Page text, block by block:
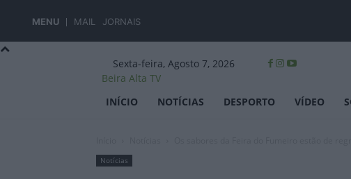
MENU MAIL JORNAIS
Sexta-feira, Agosto 7, 2026
Beira Alta TV
INÍCIO
NOTÍCIAS DESPORTO VÍDEO
Notícias